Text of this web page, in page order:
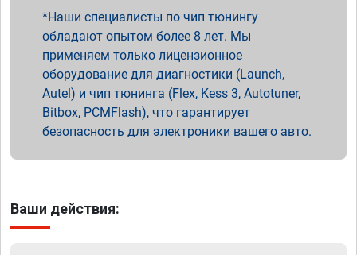
Наши специалисты по чип тюнингу
обладают опытом более 8 лет. Мы
применяем только лицензионное
оборудование для диагностики (Launch,
Autel) и чип тюнинга (Flex, Kess 3, Autotuner,
Bitbox, PCMFlash), что гарантирует
безопасность для электроники вашего авто.
Ваши действия: